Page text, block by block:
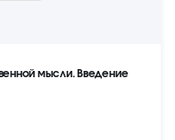
мысли. Введение